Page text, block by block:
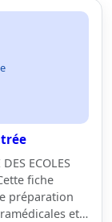
ECOLES
fiche
préparation
et…